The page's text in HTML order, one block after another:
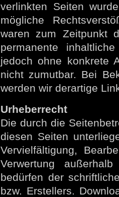
verlinkten Seiten
mögliche
waren zum Zeitpunkt
permanente
jedoch ohne konkrete
nicht zumutbar. Bei
werden wir derartige
Urheberrecht
Die durch die
diesen Seiten
Vervielfältigung,
Verwertung
bedürfen der
bzw. Erstellers.